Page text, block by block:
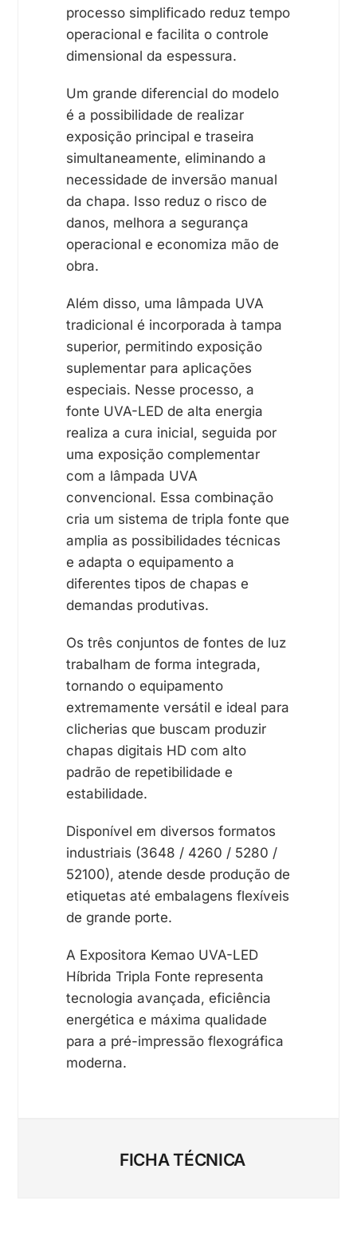
processo simplificado reduz tempo
operacional e facilita o controle
dimensional da espessura.
Um grande diferencial do modelo
é a possibilidade de realizar
exposição principal e traseira
simultaneamente, eliminando a
necessidade de inversão manual
da chapa. Isso reduz o risco de
danos, melhora a segurança
operacional e economiza mão de
obra.
Além disso, uma lâmpada UVA
tradicional é incorporada à tampa
superior, permitindo exposição
suplementar para aplicações
especiais. Nesse processo, a
fonte UVA-LED de alta energia
realiza a cura inicial, seguida por
uma exposição complementar
com a lâmpada UVA
convencional. Essa combinação
cria um sistema de tripla fonte que
amplia as possibilidades técnicas
e adapta o equipamento a
diferentes tipos de chapas e
demandas produtivas.
Os três conjuntos de fontes de luz
trabalham de forma integrada,
tornando o equipamento
extremamente versátil e ideal para
clicherias que buscam produzir
chapas digitais HD com alto
padrão de repetibilidade e
estabilidade.
Disponível em diversos formatos
industriais (3648 / 4260 / 5280 /
52100), atende desde produção de
etiquetas até embalagens flexíveis
de grande porte.
A Expositora Kemao UVA-LED
Híbrida Tripla Fonte representa
tecnologia avançada, eficiência
energética e máxima qualidade
para a pré-impressão flexográfica
moderna.
FICHA TÉCNICA